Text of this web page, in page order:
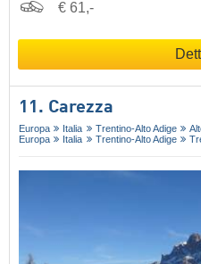
€ 61,-
11. Carezza
Europa Italia Trentino-Alto Adige
Europa
Italia Trentino-Alto Adige